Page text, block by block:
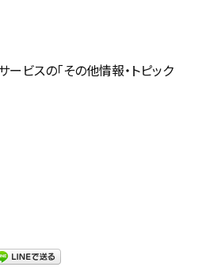
ービスの「その他情報・トピック